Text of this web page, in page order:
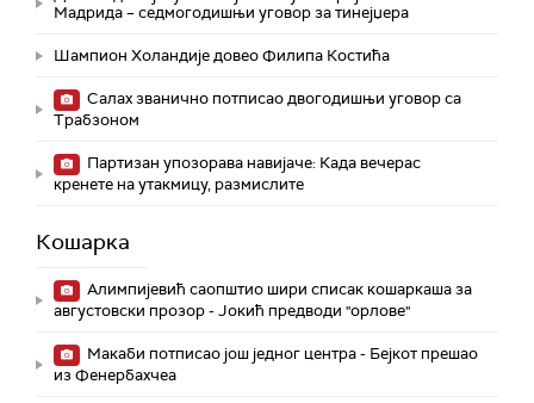
Мадрида – седмогодишњи уговор за тинејџера
Шампион Холандије довео Филипа Костића
Салах званично потписао двогодишњи уговор са
Трабзоном
Партизан упозорава навијаче: Када вечерас
кренете на утакмицу, размислите
Кошарка
Алимпијевић саопштио шири списак кошаркаша за
августовски прозор - Јокић предводи "орлове"
Макаби потписао још једног центра - Бејкот прешао
из Фенербахчеа